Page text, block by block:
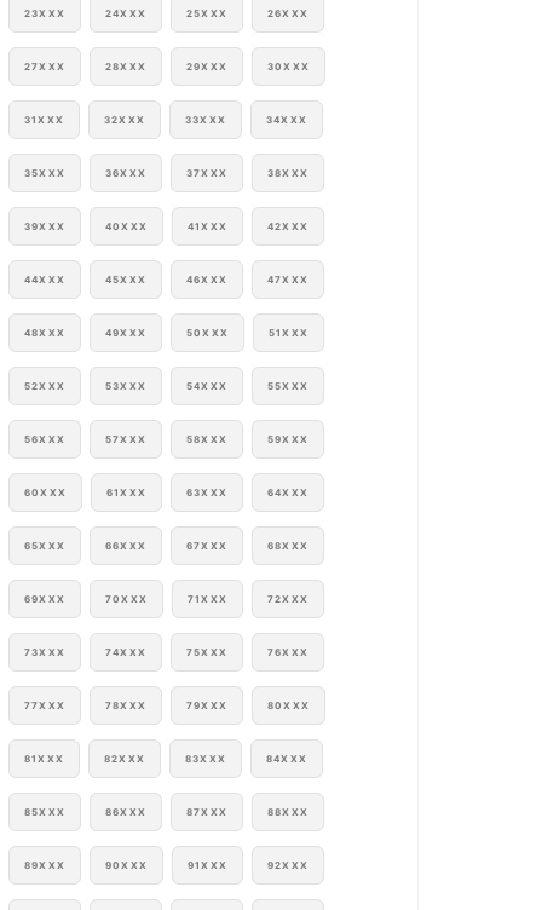
23XXX 24XXX 25XXX 26XXX
27XXX 28XXX 29XXX 30XXX
31XXX 32XXX 33XXX 34XXX
35XXX 36XXX 37XXX 38XXX
39XXX 40XXX 41XXX 42XXX
44XXX 45XXX 46XXX 47XXX
48XXX 49XXX 50XXX 51XXX
52XXX 53XXX 54XXX 55XXX
56XXX 57XXX 58XXX 59XXX
60XXX 61XXX 63XXX 64XXX
65XXX 66XXX 67XXX 68XXX
69XXX 70XXX 71XXX 72XXX
73XXX 74XXX 75XXX 76XXX
77XXX 78XXX 79XXX 80XXX
81XXX 82XXX 83XXX 84XXX
85XXX 86XXX 87XXX 88XXX
89XXX 90XXX 91XXX 92XXX